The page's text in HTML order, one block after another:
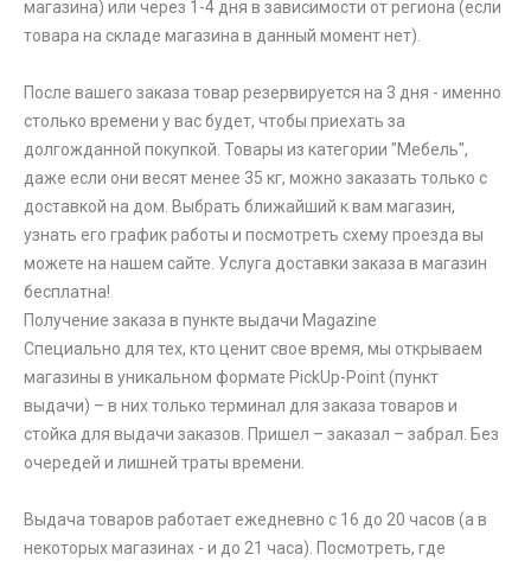
магазина) или через 1-4 дня в зависимости от региона (если
товара на складе магазина в данный момент нет).
После вашего заказа товар резервируется на 3 дня - именно
столько времени у вас будет, чтобы приехать за
долгожданной покупкой. Товары из категории "Мебель",
даже если они весят менее 35 кг, можно заказать только с
доставкой на дом. Выбрать ближайший к вам магазин,
узнать его график работы и посмотреть схему проезда вы
можете на нашем сайте. Услуга доставки заказа в магазин
бесплатна!
Получение заказа в пункте выдачи Magazine
Специально для тех, кто ценит свое время, мы открываем
магазины в уникальном формате PickUp-Point (пункт
выдачи) – в них только терминал для заказа товаров и
стойка для выдачи заказов. Пришел – заказал – забрал. Без
очередей и лишней траты времени.
Выдача товаров работает ежедневно с 16 до 20 часов (а в
некоторых магазинах - и до 21 часа). Посмотреть, где